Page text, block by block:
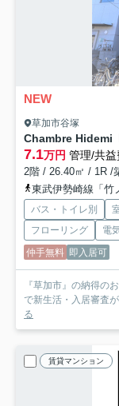
NEW
草加市谷塚
Chambre Hidemi
7.1万円 管理/共
2階 / 26.40㎡ / 1R /
東武伊勢崎線「竹
バス・トイレ別
フローリング
電
仲手無料 即入居可
『草加市』の納得の
で新生活・入居審査
る
賃貸マンション